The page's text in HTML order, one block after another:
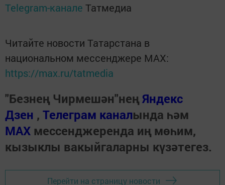
Telegram-канале Татмедиа
Читайте новости Татарстана в
национальном мессенджере MАХ:
https://max.ru/tatmedia
"Безнең Чирмешән"неңЯндекс
Дзен , Телеграм каналында һәм
МАХ мессенджеренда иң мөһим,
кызыклы вакыйгаларны күзәтегез.
Перейти на страницу новости